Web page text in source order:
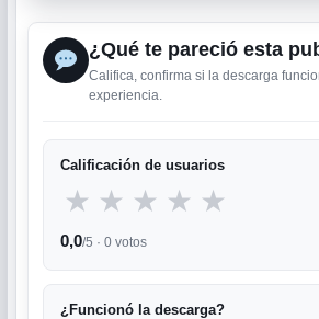
¿Qué te pareció esta
Califica, confirma si la descarga
experiencia.
Calificación de usuarios
★ ★ ★ ★ ★
0,0/5 · 0 votos
¿Funcionó la descarga?